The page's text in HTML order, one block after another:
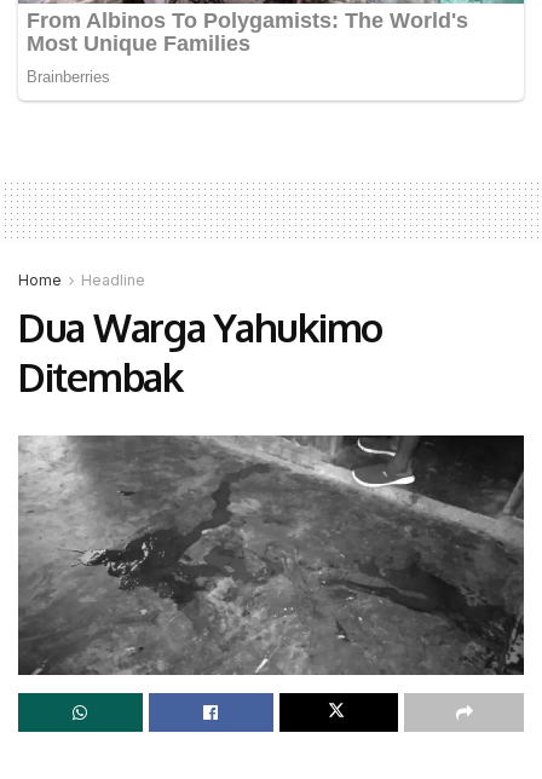
Home Headline
Dua Warga Yahukimo
Ditembak